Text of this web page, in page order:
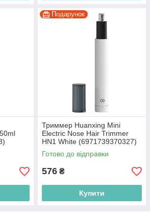
Подарунок
Триммер Huanxing Mini
Electric Nose Hair Trimmer
HN1 White (6971739370327)
Готово до відправки
576 ₴
Купити